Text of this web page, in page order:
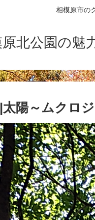
相模原市の
北公園の魅
太陽～ムクロジ